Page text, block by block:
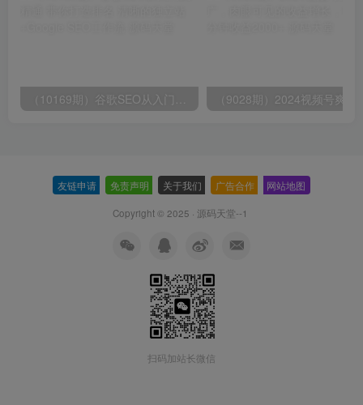
友链申请 免责声明 关于我们 广告合作 网站地图
Copyright © 2025 · 源码天堂--1
扫码加站长微信